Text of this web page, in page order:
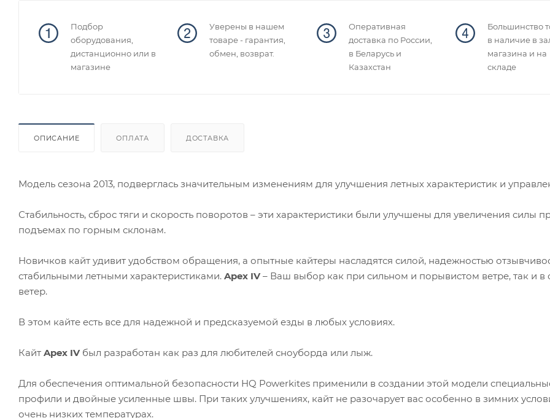
Подбор
оборудования,
дистанционно или в
магазине
Уверены в нашем
товаре - гарантия,
обмен, возврат.
Оперативная
доставка по России,
в Беларусь и
Казахстан
Большинство
в наличие в
магазина и на
складе
ОПИСАНИЕ ОПЛАТА ДОСТАВКА
Модель сезона 2013, подверглась значительным изменениям для улучшения летных характеристик и
Стабильность, сброс тяги и скорость поворотов – эти характеристики были улучшены для увеличения силы
подъемах по горным склонам.
Новичков кайт удивит удобством обращения, а опытные кайтеры насладятся силой, надежностью
стабильными летными характеристиками. Apex IV – Ваш выбор как при сильном и порывистом ветре, так и в
ветер.
В этом кайте есть все для надежной и предсказуемой езды в любых условиях.
Кайт Apex IV был разработан как раз для любителей сноуборда или лыж.
Для обеспечения оптимальной безопасности HQ Powerkites применили в создании этой модели
профили и двойные усиленные швы. При таких улучшениях, кайт не разочарует вас особенно в зимних
очень низких температурах.